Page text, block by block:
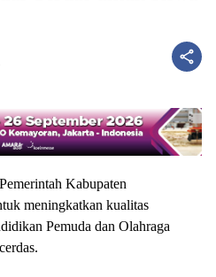
Kabupaten
meningkatkan kualitas
Pemuda dan Olahraga